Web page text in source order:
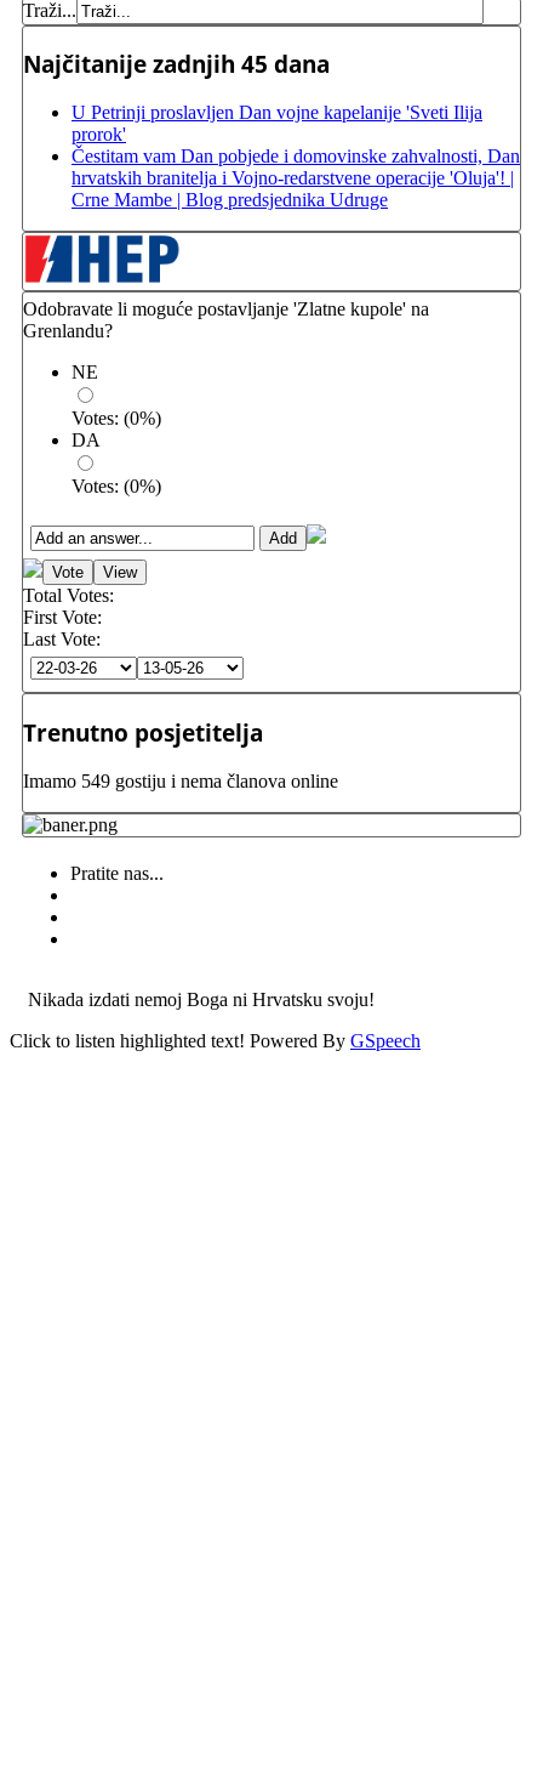
Traži...
Najčitanije zadnjih 45 dana
U Petrinji proslavljen Dan vojne kapelanije 'Sveti Ilija
prorok'
Čestitam vam Dan pobjede i domovinske zahvalnosti, Dan
hrvatskih branitelja i Vojno-redarstvene operacije 'Oluja'! |
Crne Mambe | Blog predsjednika Udruge
Odobravate li moguće postavljanje 'Zlatne kupole' na
Grenlandu?
NE
Votes: (0%)
DA
Votes: (0%)
Total Votes:
First Vote:
Last Vote:
Trenutno posjetitelja
Imamo 549 gostiju i nema članova online
Pratite nas...
Nikada izdati nemoj Boga ni Hrvatsku svoju!
Click to listen highlighted text! Powered By GSpeech